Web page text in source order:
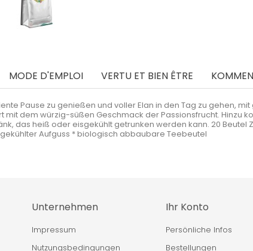
MODE D'EMPLOI VERTU ET BIEN ÊTRE
Pause zu genießen und voller Elan in den Tag zu gehen,
mit dem würzig-süßen Geschmack der Passionsfrucht.
das heiß oder eisgekühlt getrunken werden kann. 20 Beutel
Aufguss * biologisch abbaubare Teebeutel
Unternehmen
Impressum
Nutzungsbedingungen
Ihr Konto
Persönliche Infos
Bestellungen